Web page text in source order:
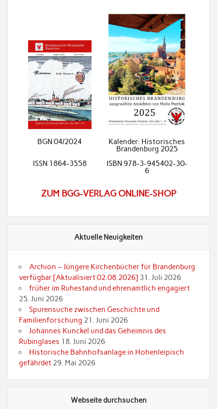
BGN 04/2024
Kalender: Historisches
Brandenburg 2025
ISSN 1864-3558
ISBN 978-3-945402-30-
6
ZUM BGG-VERLAG ONLINE-SHOP
Aktuelle Neuigkeiten
Archion – Jüngere Kirchenbücher für Brandenburg
verfügbar [Aktualisiert 02.08.2026] 31. Juli 2026
früher im Ruhestand und ehrenamtlich engagiert
25. Juni 2026
Spurensuche zwischen Geschichte und
Familienforschung 21. Juni 2026
Johannes Kunckel und das Geheimnis des
Rubinglases 18. Juni 2026
Historische Bahnhofsanlage in Hohenleipisch
gefährdet 29. Mai 2026
Webseite durchsuchen